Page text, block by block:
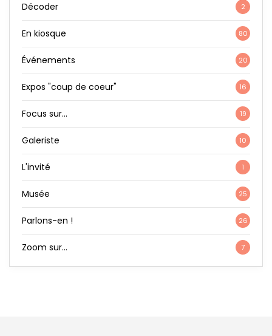
Décoder 2
En kiosque 80
Événements 20
Expos "coup de coeur" 16
Focus sur… 19
Galeriste 10
L'invité 1
Musée 25
Parlons-en ! 26
Zoom sur… 7